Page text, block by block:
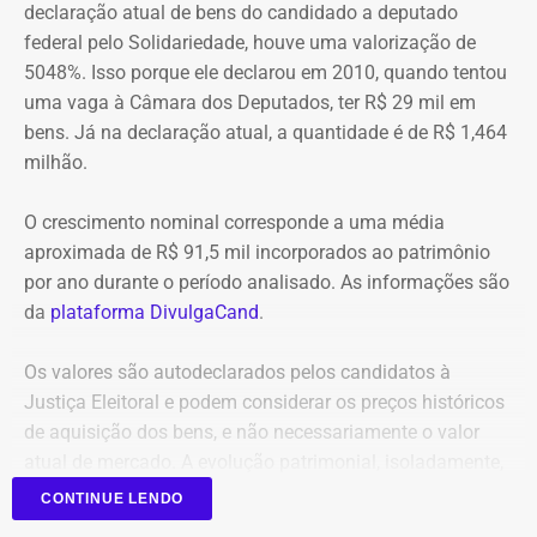
e fiscalização contratual, além de fragilidades na
confiabilidade das informações produzidas. O relatório
foi encaminhado ao Ministério Público, ao Tribunal de
Contas e ao Conselho Administrativo de Defesa
Econômica (Cade).
Nova gestão amplia pente-fino no
instituto
As novas suspeitas surgem menos de um mês após o
Ministério Público que investigou um suposto esquema
de desvio de recursos públicos de aproximadamente R$
86 milhões.
Na ocasião, seis pessoas foram presas, entre elas o então
Equipes do quartel do Grajaú do Corpo de Bombeiros
seguem no local trabalhando para controlar o incêndio.
Até o momento, não há informação sobre feridos.
Também não se sabe o que causou o fogo na área.
declaração atual de bens do candidado a deputado
federal pelo Solidariedade, houve uma valorização de
5048%. Isso porque ele declarou em 2010, quando tentou
uma vaga à Câmara dos Deputados, ter R$ 29 mil em
bens. Já na declaração atual, a quantidade é de R$ 1,464
milhão.
O crescimento nominal corresponde a uma média
aproximada de R$ 91,5 mil incorporados ao patrimônio
por ano durante o período analisado. As informações são
da plataforma DivulgaCand.
Os valores são autodeclarados pelos candidatos à
Justiça Eleitoral e podem considerar os preços históricos
de aquisição dos bens, e não necessariamente o valor
não representa indício de irregularidade.
CONTINUE LENDO